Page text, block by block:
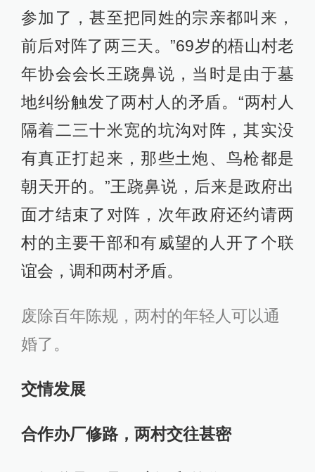
参加了，甚至把同姓的宗亲都叫来，
前后对阵了两三天。”69岁的梧山村老
年协会会长王跷鼻说，当时是由于墓
地纠纷触发了两村人的矛盾。“两村人
隔着二三十米宽的坑沟对阵，其实没
有真正打起来，那些土炮、鸟枪都是
朝天开的。”王跷鼻说，后来是政府出
面才结束了对阵，次年政府还约请两
村的主要干部和有威望的人开了个联
谊会，调和两村矛盾。
废除百年陈规，两村的年轻人可以通
婚了。
交情发展
合作办厂修路，两村交往甚密